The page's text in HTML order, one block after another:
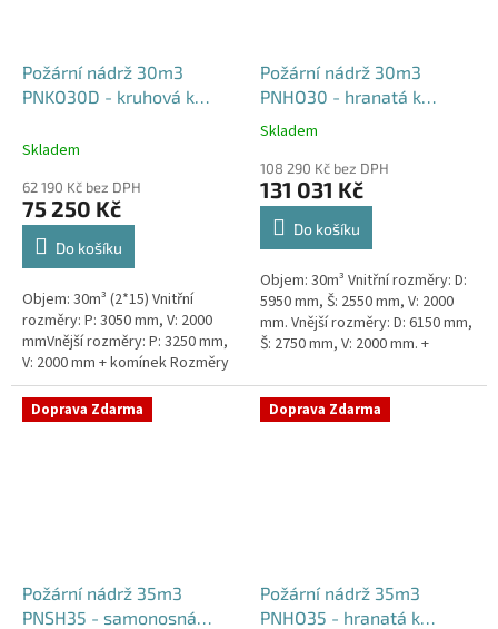
Požární nádrž 30m3
PNKO30D - kruhová k
Skladem
62 190 Kč bez DPH
75 250 Kč
Do košíku
Objem: 30m³ (2*15) Vnitřní
rozměry: P: 3050 mm, V: 2000
mmVnější rozměry: P: 3250 mm,
V: 2000 mm + komínek Rozměry
nádrže možno jakkoliv upravit -
vyrobíme nádrž na...
Požární nádrž 30m3
PNHO30 - hranatá k
obetonování
Průměrné
produktu
je
5,0
hvězdiček.
Skladem
108 290 Kč bez DPH
131 031 Kč
Do košíku
Objem: 30m³ Vnitřní rozměry: D:
5950 mm, Š: 2550 mm, V: 2000
mm. Vnější rozměry: D: 6150 mm,
Š: 2750 mm, V: 2000 mm. +
týdny od objednávky....
Doprava Zdarma
Požární nádrž 35m3
PNSH35 - samonosná
Doprava Zdarma
Požární nádrž 35m3
PNHO35 - hranatá k